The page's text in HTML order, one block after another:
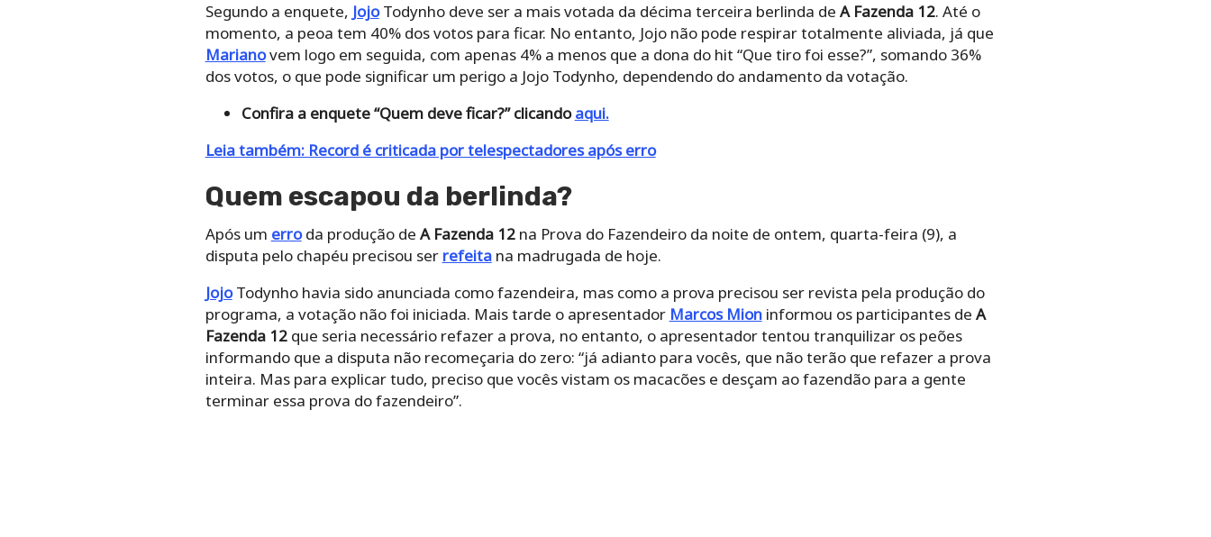
Segundo a enquete, JojoTodynho deve ser a mais votada da décima terceira berlinda de A Fazenda 12. Até o
momento, a peoa tem 40% dos votos para ficar. No entanto, Jojo não pode respirar totalmente aliviada, já que
Marianovem logo em seguida, com apenas 4% a menos que a dona do hit “Que tiro foi esse?”, somando 36%
dos votos, o que pode significar um perigo a Jojo Todynho, dependendo do andamento da votação.
Confira a enquete “Quem deve ficar?” clicandoaqui.
Leia também: Record é criticada por telespectadores após erro
Quem escapou da berlinda?
Após um erroda produção de A Fazenda 12na Prova do Fazendeiro da noite de ontem, quarta-feira (9), a
disputa pelo chapéu precisou ser refeitana madrugada de hoje.
JojoTodynho havia sido anunciada como fazendeira, mas como a prova precisou ser revista pela produção do
programa, a votação não foi iniciada. Mais tarde o apresentador Marcos Mioninformou os participantes de A
Fazenda 12que seria necessário refazer a prova, no entanto, o apresentador tentou tranquilizar os peões
informando que a disputa não recomeçaria do zero: “já adianto para vocês, que não terão que refazer a prova
inteira. Mas para explicar tudo, preciso que vocês vistam os macacões e desçam ao fazendão para a gente
terminar essa prova do fazendeiro”.